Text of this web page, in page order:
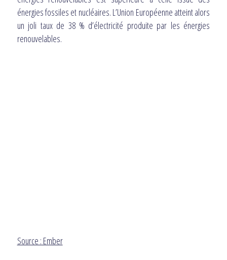
énergies fossiles et nucléaires. L’Union Européenne atteint alors
un joli taux de 38 % d’électricité produite par les énergies
renouvelables.
Source : Ember